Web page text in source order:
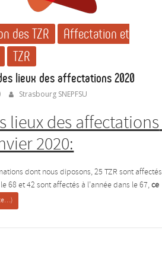
des TZR
Affectation et
TZR
lieux des affectations 2020
Strasbourg SNEPFSU
lieux des affectations
2020:
dont nous diposons, 25 TZR sont affectés
68 et 42 sont affectés à l’année dans le 67,ce